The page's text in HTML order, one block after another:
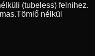
(tubeless) felnihez.
Tömlő nélkül